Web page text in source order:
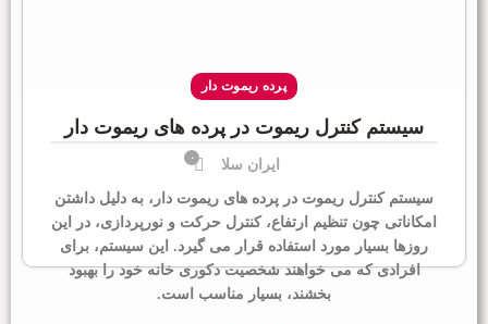
پرده ریموت دار
سیستم کنترل ریموت در پرده های ریموت دار
ایران سلا ۰
سیستم کنترل ریموت در پرده های ریموت دار، به دلیل داشتن
امکاناتی چون تنظیم ارتفاع، کنترل حرکت و نورپردازی، در این
روزها بسیار مورد استفاده قرار می گیرد. این سیستم، برای
افرادی که می خواهند شخصیت دکوری خانه خود را بهبود
بخشند، بسیار مناسب است.